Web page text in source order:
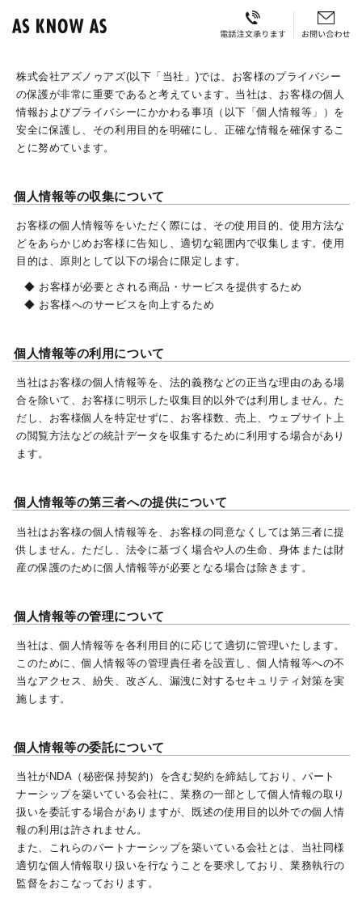
株式会社アズノゥアズ(以下「当社」)では、お客様のプライバシー
の保護が非常に重要であると考えています。当社は、お客様の個人
情報およびプライバシーにかかわる事項（以下「個人情報等」）を
安全に保護し、その利用目的を明確にし、正確な情報を確保するこ
とに努めています。
個人情報等の収集について
お客様の個人情報等をいただく際には、その使用目的、使用方法な
どをあらかじめお客様に告知し、適切な範囲内で収集します。使用
目的は、原則として以下の場合に限定します。
◆ お客様が必要とされる商品・サービスを提供するため
◆ お客様へのサービスを向上するため
個人情報等の利用について
当社はお客様の個人情報等を、法的義務などの正当な理由のある場
合を除いて、お客様に明示した収集目的以外では利用しません。た
だし、お客様個人を特定せずに、お客様数、売上、ウェブサイト上
の閲覧方法などの統計データを収集するために利用する場合があり
ます。
個人情報等の第三者への提供について
当社はお客様の個人情報等を、お客様の同意なくしては第三者に提
供しません。ただし、法令に基づく場合や人の生命、身体または財
産の保護のために個人情報等が必要となる場合は除きます。
個人情報等の管理について
当社は、個人情報等を各利用目的に応じて適切に管理いたします。
このために、個人情報等の管理責任者を設置し、個人情報等への不
当なアクセス、紛失、改ざん、漏洩に対するセキュリティ対策を実
施します。
個人情報等の委託について
当社がNDA（秘密保持契約）を含む契約を締結しており、パート
ナーシップを築いている会社に、業務の一部として個人情報の取り
扱いを委託する場合がありますが、既述の使用目的以外での個人情
報の利用は許されません。
また、これらのパートナーシップを築いている会社とは、当社同様
適切な個人情報取り扱いを行なうことを要求しており、業務執行の
監督をおこなっております。